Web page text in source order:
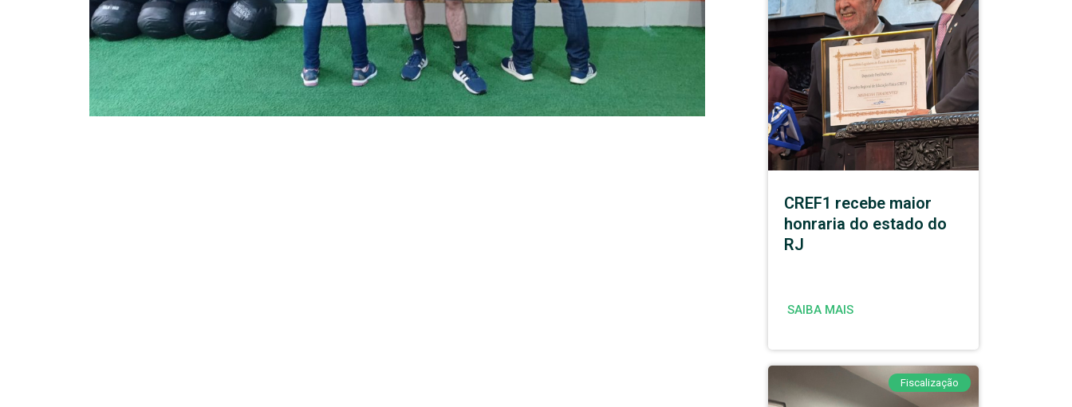
CREF1 recebe maior
honraria do estado do
RJ
SAIBA MAIS
Fiscalização